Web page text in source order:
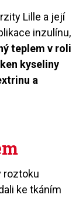
Lille a její
inzulínu,
teplem v roli
kyseliny
a
roztoku
ke tkáním